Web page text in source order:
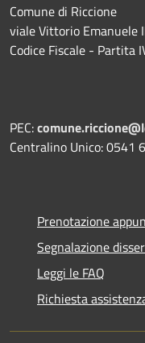
Comune di Riccione
viale Vittorio Emanuele
Codice Fiscale - Partita
PEC:
Centralino Unico: 0541
Prenotazione
Segnalazione
Leggi le FAQ
Richiesta